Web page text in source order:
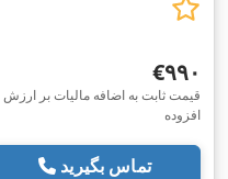
‎€۹۹۰
قیمت ثابت به اضافه مالیات بر ارزش
افزوده
تماس بگیرید